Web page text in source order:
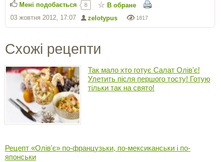
1817
zelotypus
03 жовтня 2012, 17:07
Мені подобається 8 В обране
Схожі рецепти
Так мало хто готує Салат Олів'є!
Улетить після першого тосту! Готую
тільки так на свято!
Рецепт «Олів'є» по-французьки, по-мексиканськи і по-
японськи